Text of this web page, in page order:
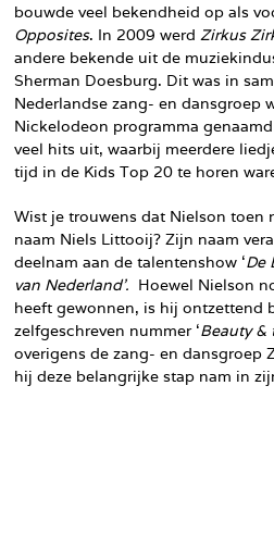
bouwde veel bekendheid op als
Opposites. In 2009 werdZirkus
andere bekende uit de
Sherman Doesburg. Dit was in
Nederlandse zang- en dansgroep
Nickelodeon programma genaamd
veel hits uit, waarbij meerdere
tijd in de Kids Top 20 te horen
Wist je trouwens dat Nielson toen
naam Niels Littooij? Zijn naam
deelnam aan de talentenshow ‘De
van Nederland’. Hoewel Nielson
heeft gewonnen, is hij ontzettend
zelfgeschreven nummer ‘Beauty &
overigens de zang- en dansgroep
hij deze belangrijke stap nam in